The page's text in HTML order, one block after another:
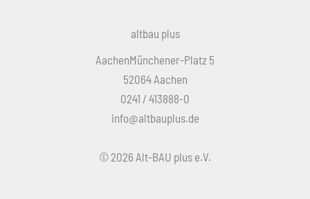
altbau plus
AachenMünchener-Platz 5
52064 Aachen
0241 / 413888-0
info@altbauplus.de
© 2026 Alt-BAU plus e.V.